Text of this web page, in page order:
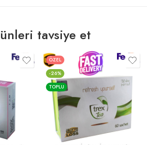
tavsiye et
ÖZEL
-26%
TOPLU